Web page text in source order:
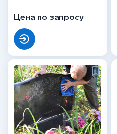
Цена по запросу